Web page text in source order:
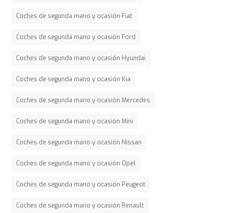
Coches de segunda mano y ocasión Fiat
Coches de segunda mano y ocasión Ford
Coches de segunda mano y ocasión Hyundai
Coches de segunda mano y ocasión Kia
Coches de segunda mano y ocasión Mercedes
Coches de segunda mano y ocasión Mini
Coches de segunda mano y ocasión Nissan
Coches de segunda mano y ocasión Opel
Coches de segunda mano y ocasión Peugeot
Coches de segunda mano y ocasión Renault